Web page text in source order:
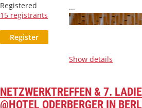
Registered
15 registrants
...
Show details
NETZWERKTREFFEN & 7.
@HOTEL ODERBERGER IN